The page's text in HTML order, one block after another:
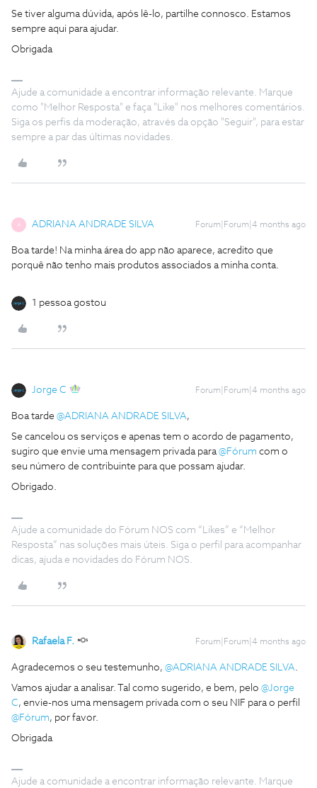
Se tiver alguma dúvida, após lê-lo, partilhe connosco. Estamos
sempre aqui para ajudar.
Obrigada
Ajude a comunidade a encontrar informação relevante. Marque
como "Melhor Resposta" e faça "Like" nos melhores comentários.
Siga os perfis da moderação, através da opção "Seguir", para estar
sempre a par das últimas novidades.
A ADRIANA ANDRADE SILVA Forum|Forum|4 months ago
Boa tarde! Na minha área do app não aparece, acredito que
porquê não tenho mais produtos associados a minha conta.
1 pessoa gostou
Jorge C Forum|Forum|4 months ago
Boa tarde ​ @ADRIANA ANDRADE SILVA,
Se cancelou os serviços e apenas tem o acordo de pagamento,
sugiro que envie uma mensagem privada para ​@Fórum com o
seu número de contribuinte para que possam ajudar.
Obrigado.
Ajude a comunidade do Fórum NOS com “Likes” e “Melhor
Resposta” nas soluções mais úteis. Siga o perfil para acompanhar
dicas, ajuda e novidades do Fórum NOS.
Rafaela F. Forum|Forum|4 months ago
Agradecemos o seu testemunho, ​ @ADRIANA ANDRADE SILVA.
Vamos ajudar a analisar. Tal como sugerido, e bem, pelo ​ @Jorge
C, envie-nos uma mensagem privada com o seu NIF para o perfil ​
@Fórum, por favor.
Obrigada
Ajude a comunidade a encontrar informação relevante. Marque